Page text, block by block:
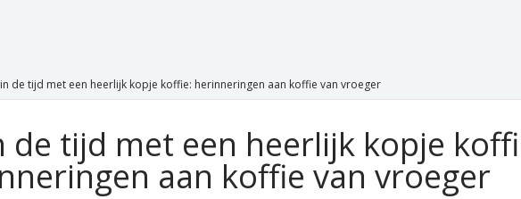
de tijd met een heerlijk kopje koffie: herinneringen aan koffie van vroeger
de tijd met een heerlijk kopje
aan koffie van vroeger